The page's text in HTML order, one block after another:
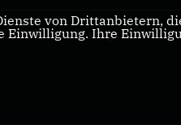
CSU Bundestagsfraktion
von Drittanbietern,
Einwilligung. Ihre